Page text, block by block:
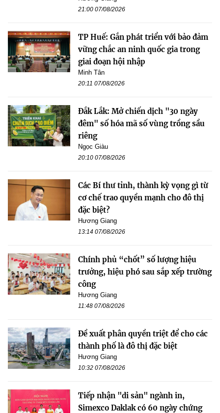
21:00 07/08/2026
TP Huế: Gắn phát triển với bảo đảm
vững chắc an ninh quốc gia trong
giai đoạn hội nhập
Minh Tân
20:11 07/08/2026
Đắk Lắk: Mở chiến dịch "30 ngày
đêm" số hóa mã số vùng trồng sầu
riêng
Ngọc Giàu
20:10 07/08/2026
Các Bí thư tỉnh, thành kỳ vọng gì từ
cơ chế trao quyền mạnh cho đô thị
đặc biệt?
Hương Giang
13:14 07/08/2026
Chính phủ “chốt” số lượng hiệu
trưởng, hiệu phó sau sắp xếp trường
công
Hương Giang
11:48 07/08/2026
Đề xuất phân quyền triệt để cho các
thành phố là đô thị đặc biệt
Hương Giang
10:32 07/08/2026
Tiếp nhận "di sản" ngành in,
Simexco Daklak có 60 ngày chứng